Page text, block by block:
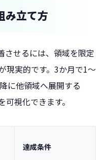
み立て方
させるには、領域を限定
現実的です。3か月で1〜
に他領域へ展開する
視化できます。
達成条件